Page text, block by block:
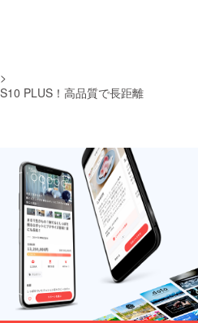
す」 上
ます。
↑ ↑ ↑ ↑
↑ ↑ ↑ ↑
↑
写真を
動キッ
クボー
ドは、
原動機
付自転
車（原
付1種）
である
という
ことを
理解し
た上
で、道
路交通
ストし
↓ ↓ ↓ ↓
↓ 「当
プロ
ジェク
トの 支
援者 で
ある私
は、事
前にナ
ンバー
プレー
ト登録
と、自
賠責保
報は厳
※ 下記
の文章
をお読
みいた
だき、
ご理解
の上、
ご同意
される
場合
は、下
記の文
章を
【備考
ンを購
入する
ご注意
くださ
い。
>
PLUS！高品質で長距離